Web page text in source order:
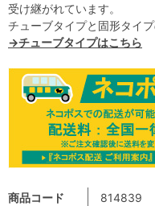
商品コード 814839
受け継がれています。
チューブタイプと固形タイプ
→チューブタイプはこちら